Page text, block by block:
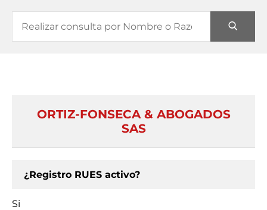
ORTIZ-FONSECA & ABOGADOS
SAS
¿Registro RUES activo?
Si